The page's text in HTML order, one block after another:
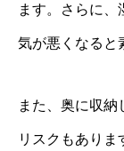
ます。さらに、
気が悪くなると
また、奥に収
リスクもあり